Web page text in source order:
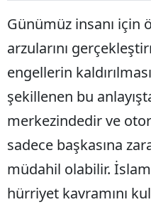
Günümüz insanı için
arzularını
engellerin
şekillenen bu
merkezindedir ve
sadece başkasına
müdahil olabilir.
hürriyet kavramını